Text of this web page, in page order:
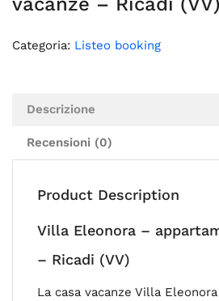
Categoria: Listeo booking
Descrizione
Recensioni (0)
Product Description
Villa Eleonora –
– Ricadi (VV)
La casa vacanze Villa